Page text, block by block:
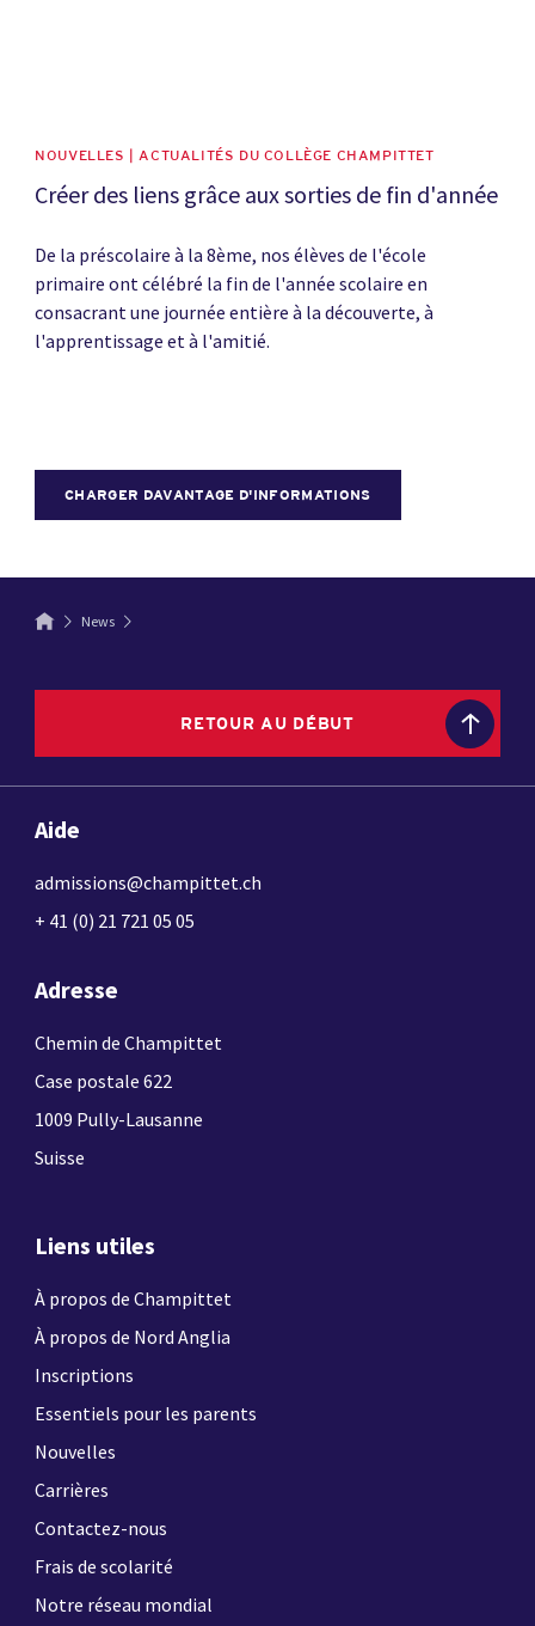
CHARGER DAVANTAGE D'INFORMATIONS
NOUVELLES | ACTUALITÉS DU COLLÈGE CHAMPITTET
Créer des liens grâce aux sorties de fin d'année
De la préscolaire à la 8ème, nos élèves de l'école
primaire ont célébré la fin de l'année scolaire en
consacrant une journée entière à la découverte, à
l'apprentissage et à l'amitié.
News
RETOUR AU DÉBUT
Aide
admissions@champittet.ch
+ 41 (0) 21 721 05 05
Adresse
Chemin de Champittet
Case postale 622
1009 Pully-Lausanne
Suisse
Liens utiles
À propos de Champittet
À propos de Nord Anglia
Inscriptions
Essentiels pour les parents
Nouvelles
Carrières
Contactez-nous
Frais de scolarité
Notre réseau mondial